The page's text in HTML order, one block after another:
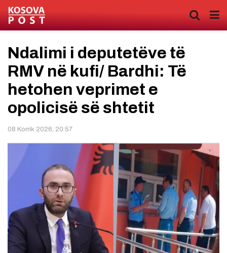
Ndalimi i deputetëve të
RMV në kufi/ Bardhi: Të
hetohen veprimet e
opolicisë së shtetit
08 Korrik 2026, 20:57